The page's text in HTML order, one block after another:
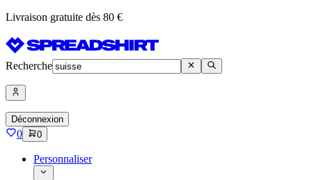
Livraison gratuite dès 80 €
Recherche
Déconnexion
0 0
Personnaliser